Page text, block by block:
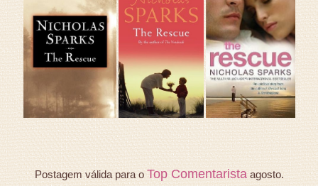
Postagem válida para o Top Comentaristaagosto.